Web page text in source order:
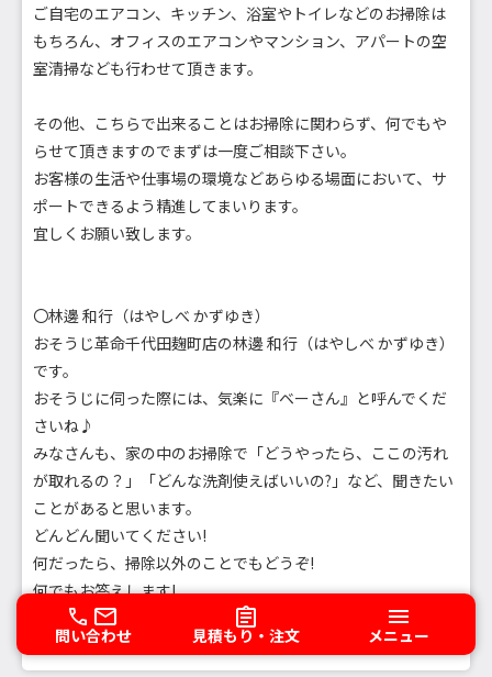
ご自宅のエアコン、キッチン、浴室やトイレなどのお掃除は
もちろん、オフィスのエアコンやマンション、アパートの空
室清掃なども行わせて頂きます。
その他、こちらで出来ることはお掃除に関わらず、何でもや
らせて頂きますのでまずは一度ご相談下さい。
お客様の生活や仕事場の環境などあらゆる場面において、サ
ポートできるよう精進してまいります。
宜しくお願い致します。
〇林邊 和行（はやしべ かずゆき）
おそうじ革命千代田麹町店の林邊 和行（はやしべ かずゆき）
です。
おそうじに伺った際には、気楽に『ベーさん』と呼んでくだ
さいね♪
みなさんも、家の中のお掃除で「どうやったら、ここの汚れ
が取れるの？」「どんな洗剤使えばいいの?」など、聞きたい
ことがあると思います。
どんどん聞いてください!
何だったら、掃除以外のことでもどうぞ!
何でもお答えします!
また、「ここのそうじはできるの？」など、家の中の困り事
もご相談くださいね♪
問い合わせ 見積もり・注文 メニュー